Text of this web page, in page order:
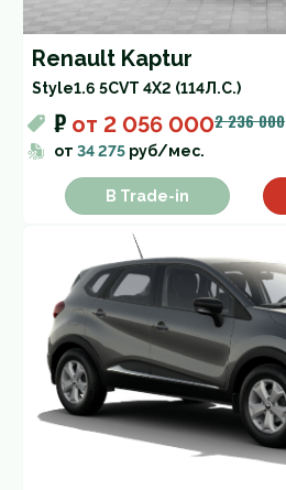
Renault Kaptur
Style1.6 5CVT 4X2 (114Л.С.)
₽ от 2 056 0002 236 000
от 34 275 руб/мес.
В Trade-in